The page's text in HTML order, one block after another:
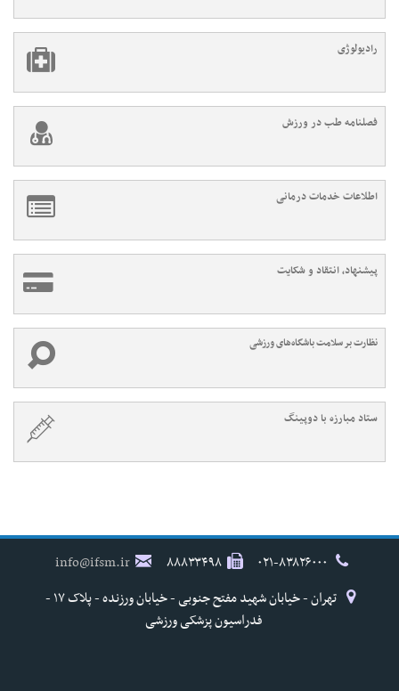
رادیولوژی
فصلنامه طب در ورزش
اطلاعات خدمات درمانی
پیشنهاد، انتقاد و شکایت
نظارت بر سلامت باشگاه‌های ورزشی
ستاد مبارزه با دوپینگ
۸۸۸۳۳۴۹۸
info@ifsm.ir
تهران - خیابان شهید مفتح جنوبی - خیابان ورزنده - پلاک ۱۷ -
فدراسیون پزشکی ورزشی